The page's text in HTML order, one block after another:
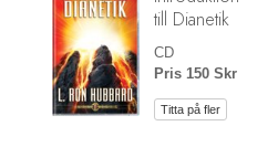
till Dianetik
CD
Pris 150 Skr
Titta på fler